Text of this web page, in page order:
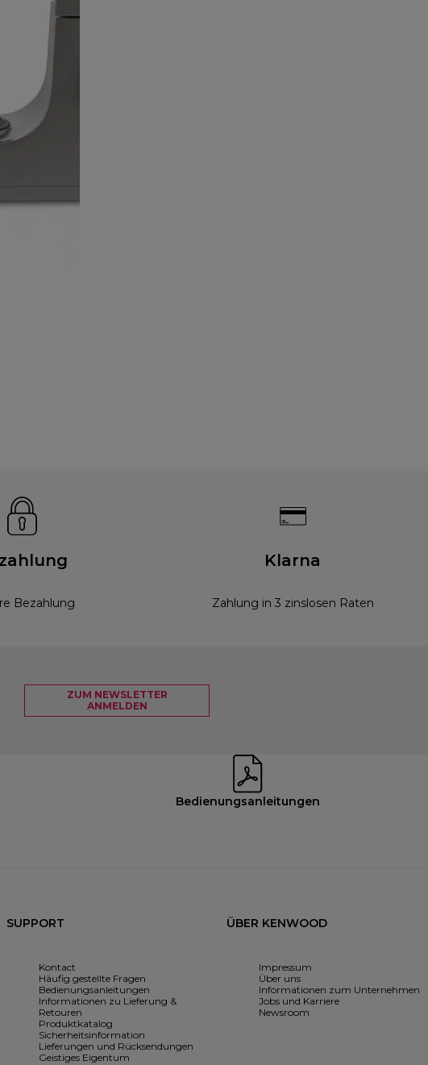
Bezahlung
Klarna
Zahlung in 3 zinslosen Raten
ZUM NEWSLETTER
ANMELDEN
Bedienungsanleitungen
SUPPORT
Kontact
Häufig gestellte Fragen
Bedienungsanleitungen
Informationen zu Lieferung &
Retouren
Produktkatalog
Sicherheitsinformation
Lieferungen und Rücksendungen
Geistiges Eigentum
ÜBER KENWOOD
Impressum
Über uns
Informationen zum Unternehmen
Jobs und Karriere
Newsroom